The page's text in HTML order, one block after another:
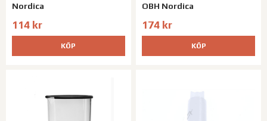
Nordica
114 kr
KÖP
OBH Nordica
174 kr
KÖP